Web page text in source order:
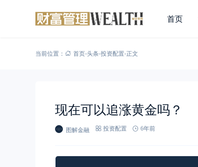
首页
当前位置： 首页-头条-投资配置-正文
现在可以追涨黄金吗？
图解金融 投资配置 6年前